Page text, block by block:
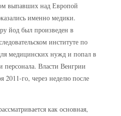
выпавших над Европой
именно медики.
йод был произведен в
институте по
медицинских нужд и попал в
персонала. Власти Венгрии
2011-го, через неделю после
как основная,